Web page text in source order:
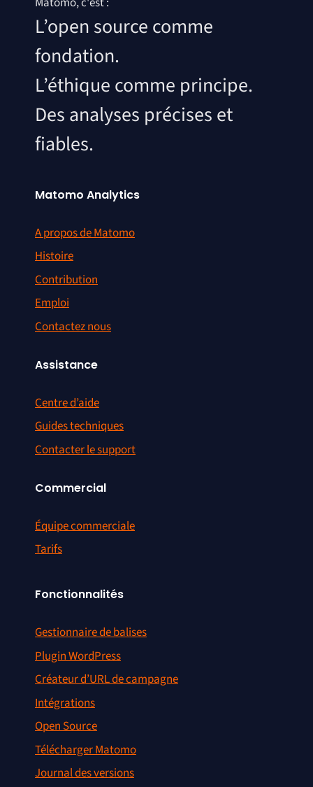
L’open source comme
fondation.
L’éthique comme principe.
Des analyses précises et
fiables.
Matomo Analytics
A propos de Matomo
Histoire
Contribution
Emploi
Contactez nous
Assistance
Centre d’aide
Guides techniques
Contacter le support
Commercial
Équipe commerciale
Tarifs
Fonctionnalités
Gestionnaire de balises
Plugin WordPress
Créateur d’URL de campagne
Intégrations
Open Source
Télécharger Matomo
Journal des versions